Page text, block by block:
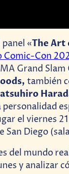
«The Art
Comic-Con
Grand Slam
también
personalidad
el viernes
San Diego
del mundo
y analizar